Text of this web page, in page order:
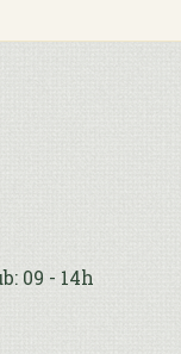
09 - 14h